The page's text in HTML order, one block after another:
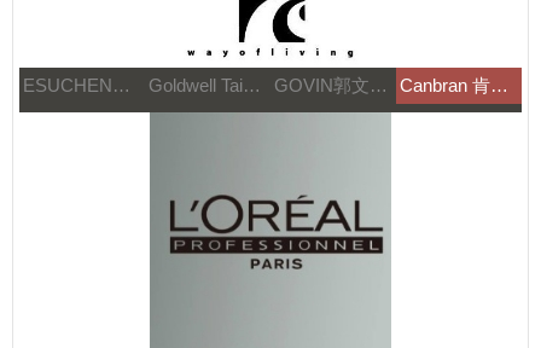
ESUCHEN藝思晨 Goldwell Taiwan GOVIN郭文髮藝 Canbran 肯邦國際